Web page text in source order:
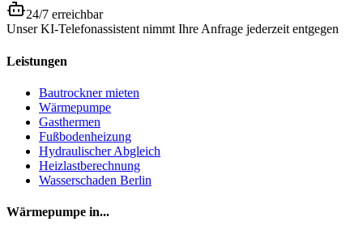
24/7 erreichbar
Unser KI-Telefonassistent nimmt Ihre Anfrage jederzeit entgegen
Leistungen
Bautrockner mieten
Wärmepumpe
Gasthermen
Fußbodenheizung
Hydraulischer Abgleich
Heizlastberechnung
Wasserschaden Berlin
Wärmepumpe in...